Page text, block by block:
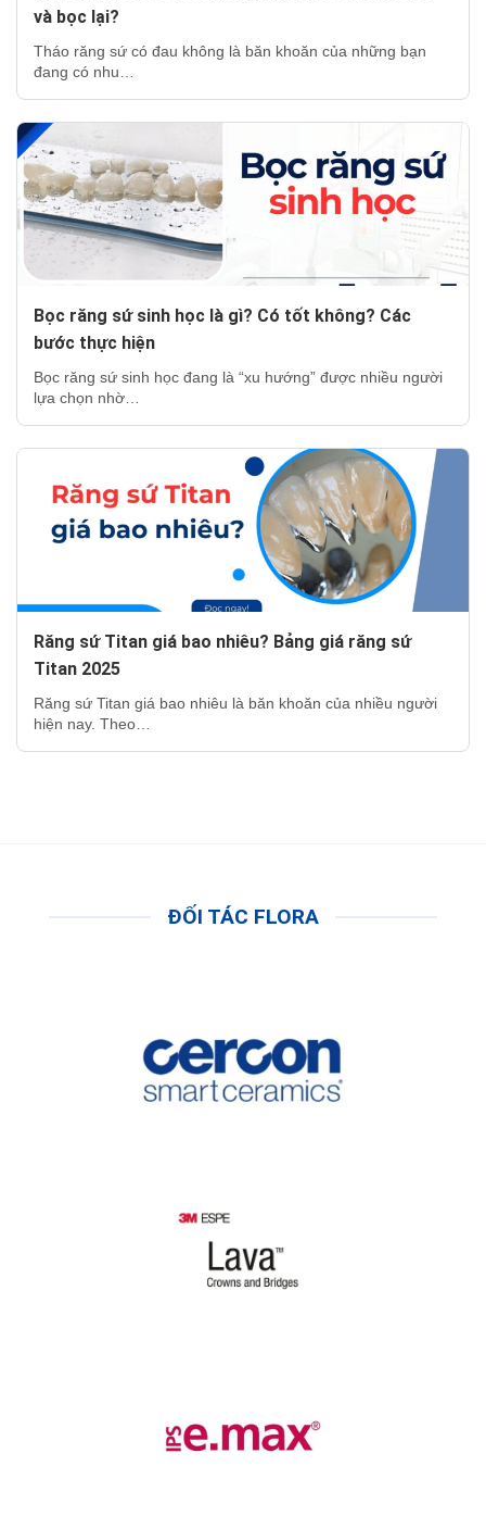
và bọc lại?
Tháo răng sứ có đau không là băn khoăn của những bạn
đang có nhu…
Bọc răng sứ sinh học là gì? Có tốt không? Các
bước thực hiện
Bọc răng sứ sinh học đang là “xu hướng” được nhiều người
lựa chọn nhờ…
Răng sứ Titan giá bao nhiêu? Bảng giá răng sứ
Titan 2025
Răng sứ Titan giá bao nhiêu là băn khoăn của nhiều người
hiện nay. Theo…
ĐỐI TÁC FLORA